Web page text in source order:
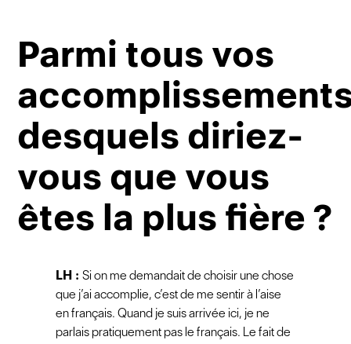
Parmi tous vos
desquels diriez-
vous que vous
êtes la plus fière ?
LH : Si on me demandait de choisir une chose
que j’ai accomplie, c’est de me sentir à l’aise
en français. Quand je suis arrivée ici, je ne
parlais pratiquement pas le français. Le fait de